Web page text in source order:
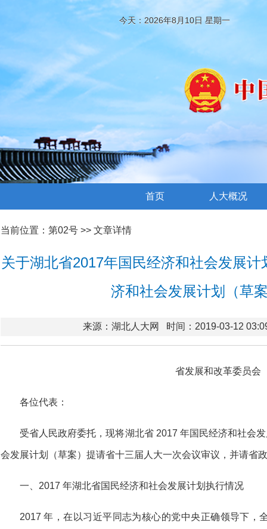
今天：2026年8月10日 星期一
首页 人大概况
当前位置： 第02号 >> 文章详情
关于湖北省2017年国民经济和社会发展
济和社会发展计划（草
来源：湖北人大网 时间：2019-03-12
省发展和改革委员会
各位代表：
受省人民政府委托，现将湖北省 2017 年国民经济和社会
会发展计划（草案）提请省十三届人大一次会议审议，并请省
一、2017 年湖北省国民经济和社会发展计划执行情况
2017 年，在以习近平同志为核心的党中央正确领导下，